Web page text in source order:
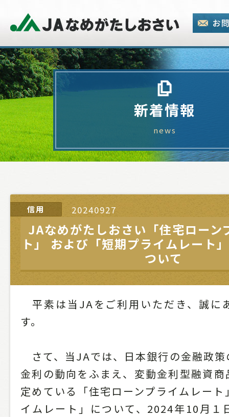
新着情報
news
20240927
信用
JAなめがたしおさい「住宅ローン
ト」 および「短期プライムレート
ついて
平素は当JAをご利用いただき、誠に
す。
さて、当JAでは、日本銀行の金融政
金利の動向をふまえ、変動金利型融資
定めている「住宅ローンプライムレー
イムレート」について、2024年10月１